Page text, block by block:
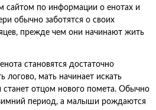
сайтом по информации о енотах и
обычно заботятся о своих
прежде чем они начинают жить
становятся достаточно
логово, мать начинает искать
станет отцом нового помета. Обычно
период, а малыши рождаются